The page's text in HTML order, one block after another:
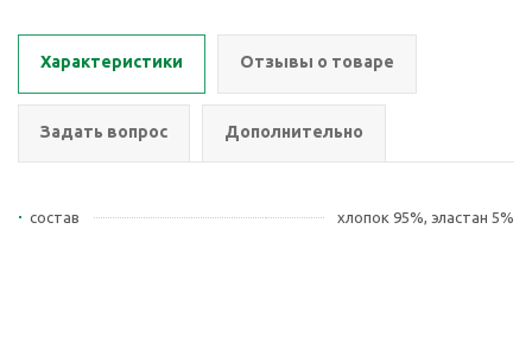
Характеристики Отзывы о товаре
Задать вопрос Дополнительно
состав хлопок 95%, эластан 5%